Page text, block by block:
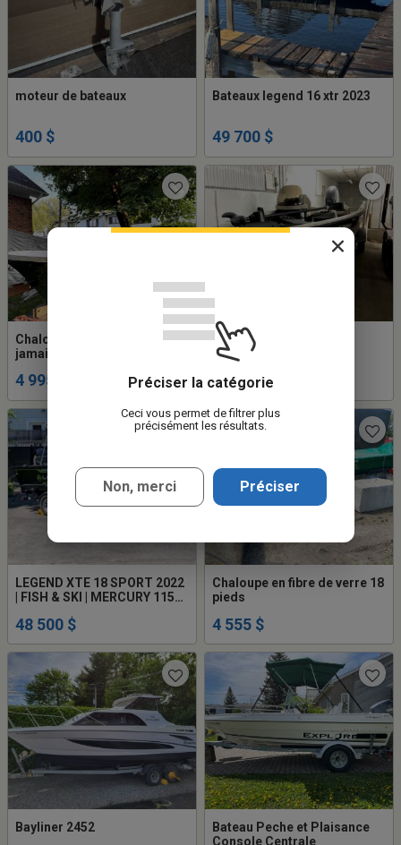
moteur de bateaux
400 $
Bateaux legend 16 xtr 2023
49 700 $
Chaloupe 16' comme neuve
jamais utilisé avec moteur
4 995 $
Bateau de pêche
15 500 $
LEGEND XTE 18 SPORT 2022
| FISH & SKI | MERCURY 115
48 500 $
Chaloupe en fibre de verre 18
pieds
4 555 $
Bayliner 2452
Bateau Peche et Plaisance
Console Centrale
Préciser la catégorie
Ceci vous permet de filtrer plus
précisément les résultats.
Non, merci Préciser